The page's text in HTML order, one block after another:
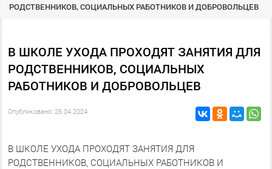
РОДСТВЕННИКОВ, СОЦИАЛЬНЫХ РАБОТНИКОВ И ДОБРОВОЛЬЦЕВ
В ШКОЛЕ УХОДА ПРОХОДЯТ ЗАНЯТИЯ ДЛЯ
РОДСТВЕННИКОВ, СОЦИАЛЬНЫХ
РАБОТНИКОВ И ДОБРОВОЛЬЦЕВ
Опубликовано: 26.04.2024
В ШКОЛЕ УХОДА ПРОХОДЯТ ЗАНЯТИЯ ДЛЯ
РОДСТВЕННИКОВ, СОЦИАЛЬНЫХ РАБОТНИКОВ И